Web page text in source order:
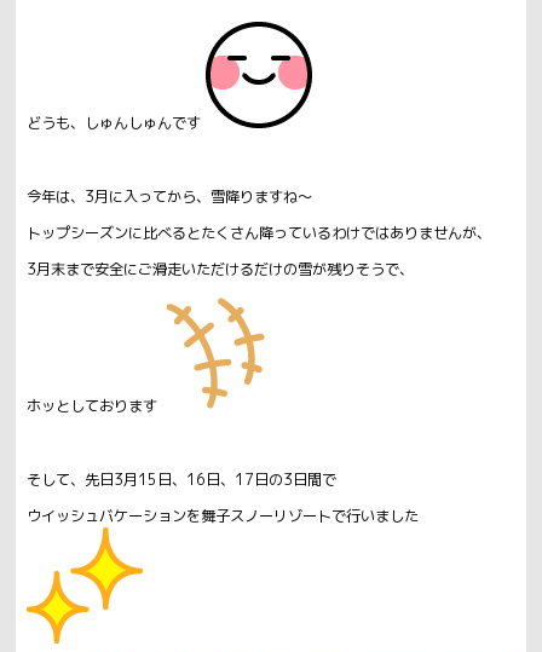
どうも、しゅんしゅんです
今年は、3月に入ってから、雪降りますね～
トップシーズンに比べるとたくさん降っているわけではありませんが、
3月末まで安全にご滑走いただけるだけの雪が残りそうで、
ホッとしております
そして、先日3月15日、16日、17日の3日間で
ウイッシュバケーションを舞子スノーリゾートで行いました